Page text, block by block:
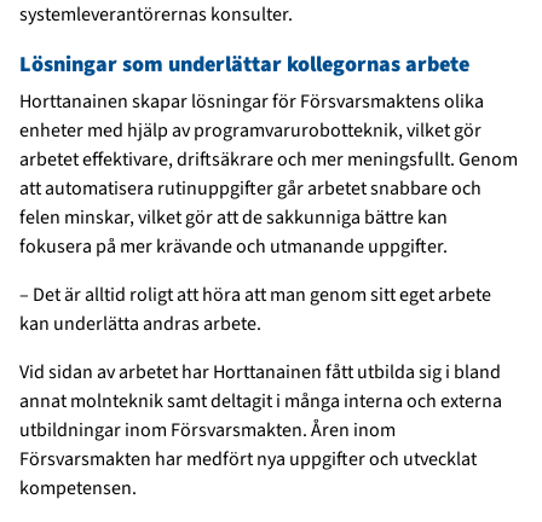
systemleverantörernas konsulter.
Lösningar som underlättar kollegornas arbete
Horttanainen skapar lösningar för Försvarsmaktens olika
enheter med hjälp av programvarurobotteknik, vilket gör
arbetet effektivare, driftsäkrare och mer meningsfullt. Genom
att automatisera rutinuppgifter går arbetet snabbare och
felen minskar, vilket gör att de sakkunniga bättre kan
fokusera på mer krävande och utmanande uppgifter.
– Det är alltid roligt att höra att man genom sitt eget arbete
kan underlätta andras arbete.
Vid sidan av arbetet har Horttanainen fått utbilda sig i bland
annat molnteknik samt deltagit i många interna och externa
utbildningar inom Försvarsmakten. Åren inom
Försvarsmakten har medfört nya uppgifter och utvecklat
kompetensen.